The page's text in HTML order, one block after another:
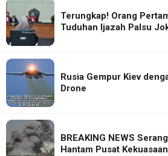
Terungkap! Orang
Tuduhan Ijazah Palsu
Rusia Gempur Kiev
Drone
BREAKING NEWS
Hantam Pusat